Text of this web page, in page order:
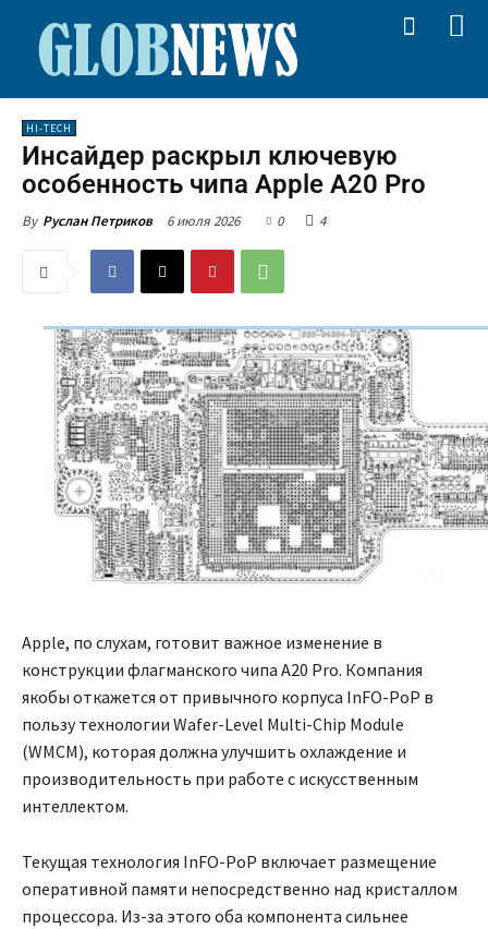
HI-TECH
Инсайдер раскрыл ключевую
особенность чипа Apple A20 Pro
By Руслан Петриков 6 июля 2026 0 4
Apple, по слухам, готовит важное изменение в
конструкции флагманского чипа A20 Pro. Компания
якобы откажется от привычного корпуса InFO-PoP в
пользу технологии Wafer-Level Multi-Chip Module
(WMCM), которая должна улучшить охлаждение и
производительность при работе с искусственным
интеллектом.
Текущая технология InFO-PoP включает размещение
оперативной памяти непосредственно над кристаллом
процессора. Из-за этого оба компонента сильнее